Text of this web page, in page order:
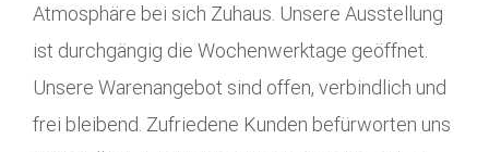
Atmosphäre bei sich Zuhaus. Unsere Ausstellung
ist durchgängig die Wochenwerktage geöffnet.
Unsere Warenangebot sind offen, verbindlich und
frei bleibend. Zufriedene Kunden befürworten uns